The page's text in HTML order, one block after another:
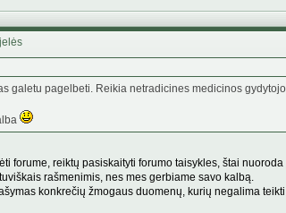
galetu pagelbeti. Reikia netradicines medicinos
forume, reiktų pasiskaityti forumo taisykles, štai nuoroda
rašmenimis, nes mes gerbiame savo kalbą.
konkrečių žmogaus duomenų, kurių negalima